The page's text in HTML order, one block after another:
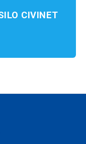
CIVINET